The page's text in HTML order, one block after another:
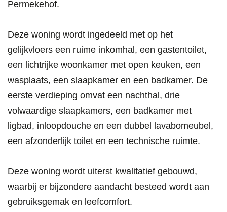
Permekehof.
Deze woning wordt ingedeeld met op het
gelijkvloers een ruime inkomhal, een gastentoilet,
een lichtrijke woonkamer met open keuken, een
wasplaats, een slaapkamer en een badkamer. De
eerste verdieping omvat een nachthal, drie
volwaardige slaapkamers, een badkamer met
ligbad, inloopdouche en een dubbel lavabomeubel,
een afzonderlijk toilet en een technische ruimte.
Deze woning wordt uiterst kwalitatief gebouwd,
waarbij er bijzondere aandacht besteed wordt aan
gebruiksgemak en leefcomfort.